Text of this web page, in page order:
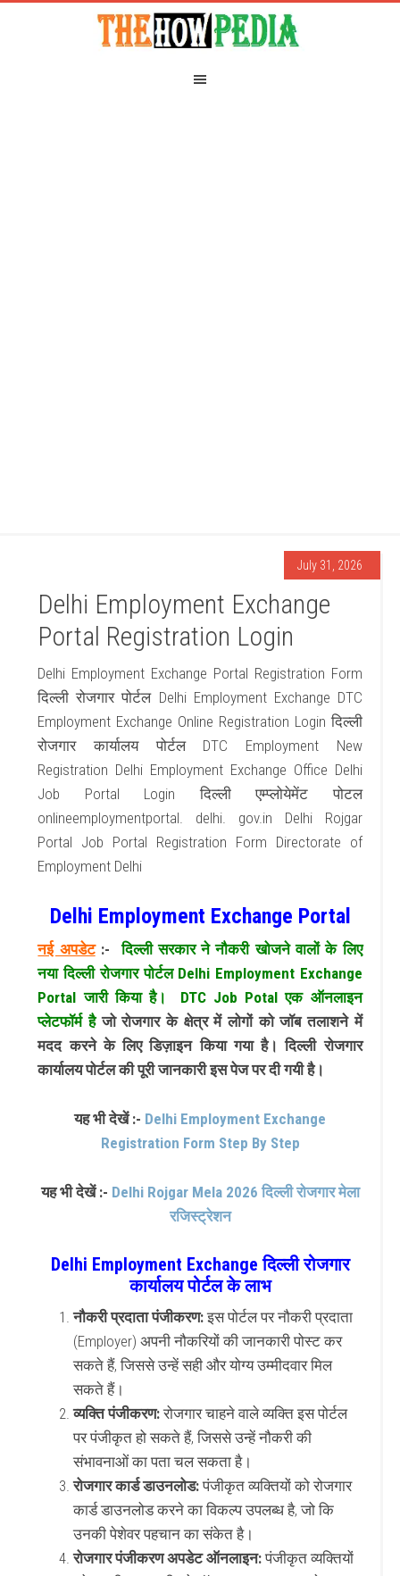
July 31, 2026
Delhi Employment Exchange
Portal Registration Login
Delhi Employment Exchange Portal Registration Form
दिल्ली रोजगार पोर्टल Delhi Employment Exchange DTC
Employment Exchange Online Registration Login दिल्ली
रोजगार कार्यालय पोर्टल DTC Employment New
Registration Delhi Employment Exchange Office Delhi
Job Portal Login दिल्ली एम्प्लोयेमेंट पोटल
onlineemploymentportal. delhi. gov.in Delhi Rojgar
Portal Job Portal Registration Form Directorate of
Employment Delhi
Delhi Employment Exchange Portal
नई अपडेट:-
दिल्ली सरकार ने नौकरी खोजने वालों के लिए
नया दिल्ली रोजगार पोर्टल Delhi Employment Exchange
Portal जारी किया है। DTC Job Potal एक ऑनलाइन
प्लेटफॉर्म हैजो रोजगार के क्षेत्र में लोगों को जॉब तलाशने में
मदद करने के लिए डिज़ाइन किया गया है। दिल्ली रोजगार
कार्यालय पोर्टल की पूरी जानकारी इस पेज पर दी गयी है।
यह भी देखें :- Delhi Employment Exchange
Registration Form Step By Step
यह भी देखें :- Delhi Rojgar Mela 2026 दिल्ली रोजगार मेला
रजिस्ट्रेशन
Delhi Employment Exchange दिल्ली रोजगार
कार्यालय पोर्टल के लाभ
नौकरी प्रदाता पंजीकरण:इस पोर्टल पर नौकरी प्रदाता
(Employer) अपनी नौकरियों की जानकारी पोस्ट कर
सकते हैं, जिससे उन्हें सही और योग्य उम्मीदवार मिल
सकते हैं।
व्यक्ति पंजीकरण:रोजगार चाहने वाले व्यक्ति इस पोर्टल
पर पंजीकृत हो सकते हैं, जिससे उन्हें नौकरी की
संभावनाओं का पता चल सकता है।
रोजगार कार्ड डाउनलोड:पंजीकृत व्यक्तियों को रोजगार
कार्ड डाउनलोड करने का विकल्प उपलब्ध है, जो कि
उनकी पेशेवर पहचान का संकेत है।
रोजगार पंजीकरण अपडेट ऑनलाइन:पंजीकृत व्यक्तियों